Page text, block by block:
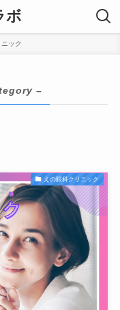
ボ
ック
–
えの眼科クリニック